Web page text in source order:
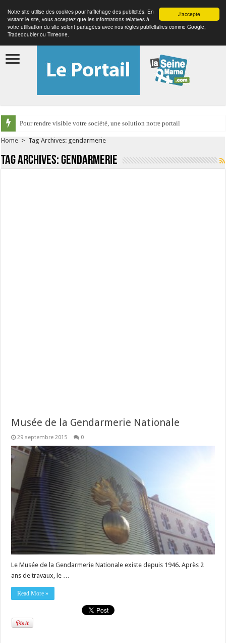
J'accepte
Notre site utilise des cookies pour l'affichage des publicités. En
visitant le site, vous acceptez que les informations relatives à
votre utilisation du site soient partagées avec nos régies publicitaires comme Google,
Tradedoubler ou Timeone.
Pour rendre visible votre société, une solution notre portail
Home > Tag Archives: gendarmerie
Tag Archives:gendarmerie
Musée de la Gendarmerie Nationale
29 septembre 2015 0
Le Musée de la Gendarmerie Nationale existe depuis 1946. Après 2
ans de travaux, le …
Read More »